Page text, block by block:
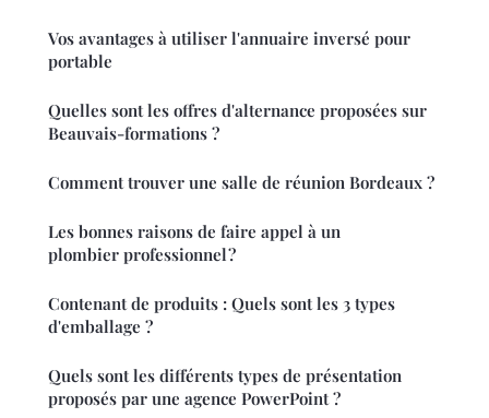
Vos avantages à utiliser l'annuaire inversé pour
portable
Quelles sont les offres d'alternance proposées sur
Beauvais-formations ?
Comment trouver une salle de réunion Bordeaux ?
Les bonnes raisons de faire appel à un
plombier professionnel ?
Contenant de produits : Quels sont les 3 types
d'emballage ?
Quels sont les différents types de présentation
proposés par une agence PowerPoint ?